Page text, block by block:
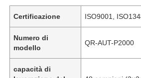
Certificazione ISO9001,
Numero di
modello
QR-AUT-P2000
capacità di